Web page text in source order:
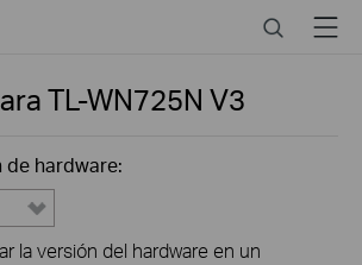
SearchMenu
TL-WN725N V3
de hardware:
la versión del hardware en un